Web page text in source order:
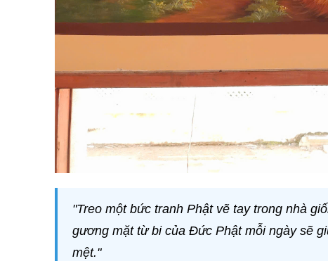
"Treo một bức tranh Phật vẽ tay trong nhà
gương mặt từ bi của Đức Phật mỗi ngày sẽ
mệt."